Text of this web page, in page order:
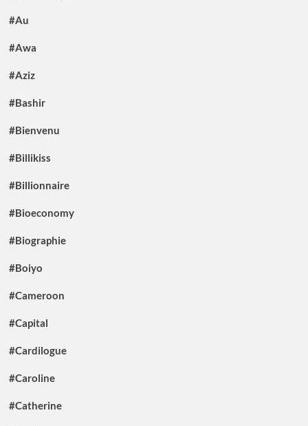
#Au
#Awa
#Aziz
#Bashir
#Bienvenu
#Billikiss
#Billionnaire
#Bioeconomy
#Biographie
#Boiyo
#Cameroon
#Capital
#Cardilogue
#Caroline
#Catherine